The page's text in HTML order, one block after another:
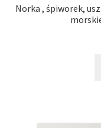
Norka , śpiworek,